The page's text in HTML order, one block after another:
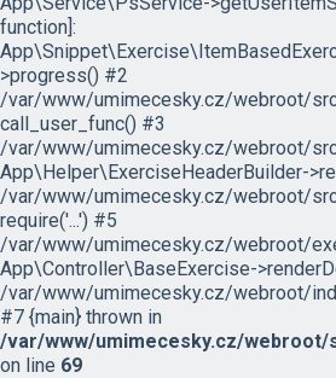
function]:
>progress() #2
/var/www/umimecesky.cz/webroot/
call_user_func() #3
/var/www/umimecesky.cz/webroot/
App\Helper\ExerciseHeaderBuilder-
/var/www/umimecesky.cz/webroot/
require('...') #5
/var/www/umimecesky.cz/webroot/
App\Controller\BaseExercise-
/var/www/umimecesky.cz/webroot/
#7 {main} thrown in
/var/www/umimecesky.cz/
on line 69